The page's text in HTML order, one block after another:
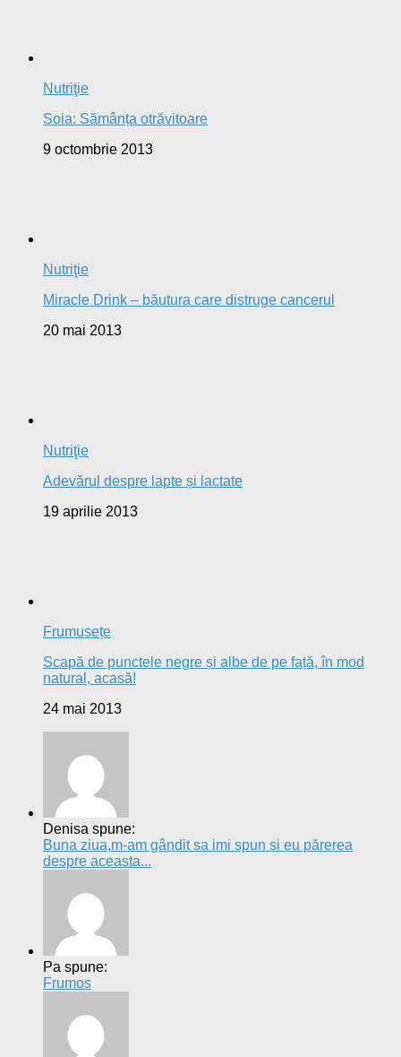
Nutriţie
Soia: Sămânța otrăvitoare
9 octombrie 2013
Nutriţie
Miracle Drink – băutura care distruge cancerul
20 mai 2013
Nutriţie
Adevărul despre lapte și lactate
19 aprilie 2013
Frumusețe
Scapă de punctele negre și albe de pe față, în mod
natural, acasă!
24 mai 2013
Denisa spune:
Buna ziua,m-am gândit sa imi spun si eu părerea
despre aceasta...
Pa spune:
Frumos